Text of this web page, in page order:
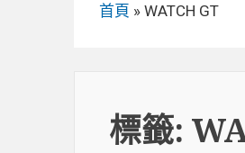
首頁 » WATCH GT
標籤: